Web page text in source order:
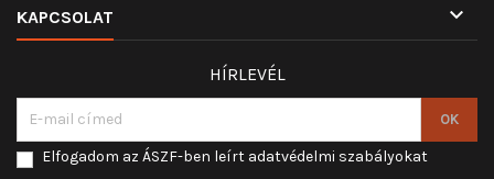
KAPCSOLAT 
HÍRLEVÉL
Elfogadom az ÁSZF-ben leírt adatvédelmi szabályokat